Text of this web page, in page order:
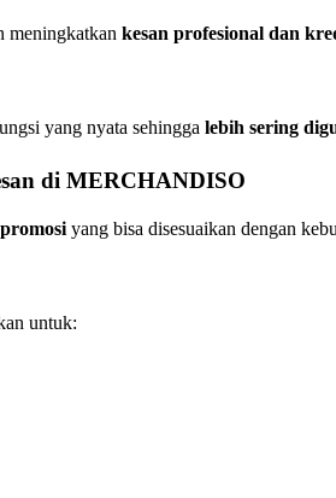
meningkatkan kesan profesional dan
yang nyata sehingga lebih sering
di MERCHANDISO
yang bisa disesuaikan dengan
untuk: